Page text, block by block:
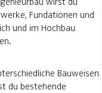
Fundationen und
und im Hochbau
Bauweisen
du bestehende